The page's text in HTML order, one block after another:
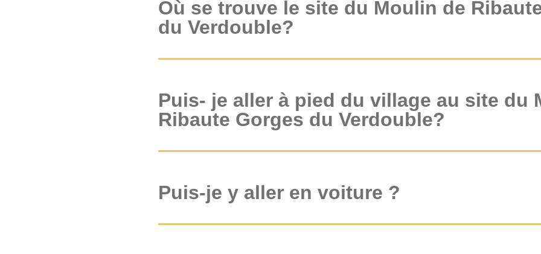
Où se trouve le site du Moulin de
du Verdouble?
Puis- je aller à pied du village au site du
Ribaute Gorges du Verdouble?
Puis-je y aller en voiture ?